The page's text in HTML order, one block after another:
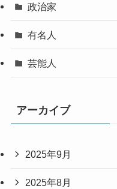
政治家
有名人
芸能人
アーカイブ
2025年9月
2025年8月